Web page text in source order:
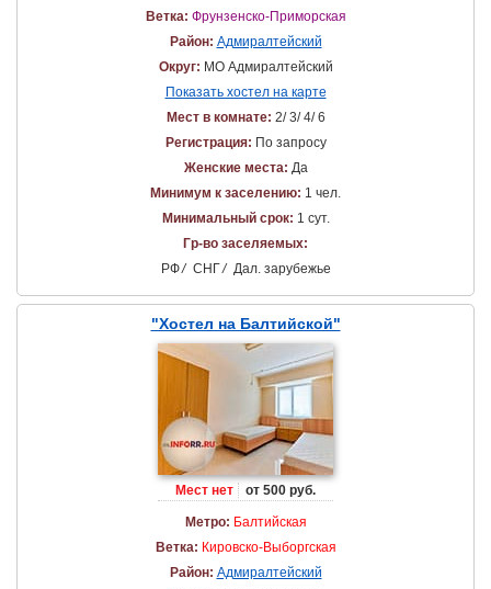
Ветка: Фрунзенско-Приморская
Район: Адмиралтейский
Округ: МО Адмиралтейский
Показать хостел на карте
Мест в комнате: 2/ 3/ 4/ 6
Регистрация: По запросу
Женские места: Да
Минимум к заселению: 1 чел.
Минимальный срок: 1 сут.
Гр-во заселяемых:
РФ/ СНГ/ Дал. зарубежье
"Хостел на Балтийской"
Мест нет от 500 руб.
Метро: Балтийская
Ветка: Кировско-Выборгская
Район: Адмиралтейский